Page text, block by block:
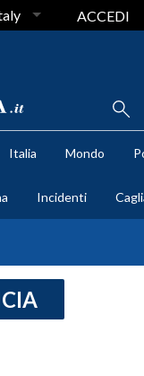
ACCEDI
Italia Mondo
Incidenti